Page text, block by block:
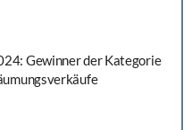
Gewinner der Kategorie